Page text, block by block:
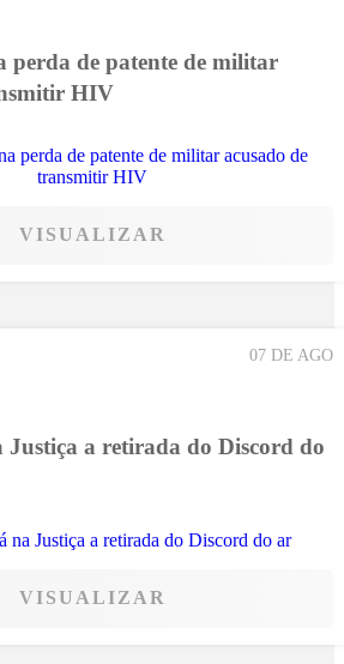
perda de patente de militar
HIV
VISUALIZAR
07 DE AGO
a retirada do Discord do
VISUALIZAR